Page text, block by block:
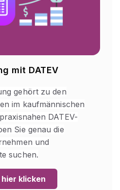
mit DATEV
gehört zu den
im kaufmännischen
DATEV-
Sie genau die
und
suchen.
klicken